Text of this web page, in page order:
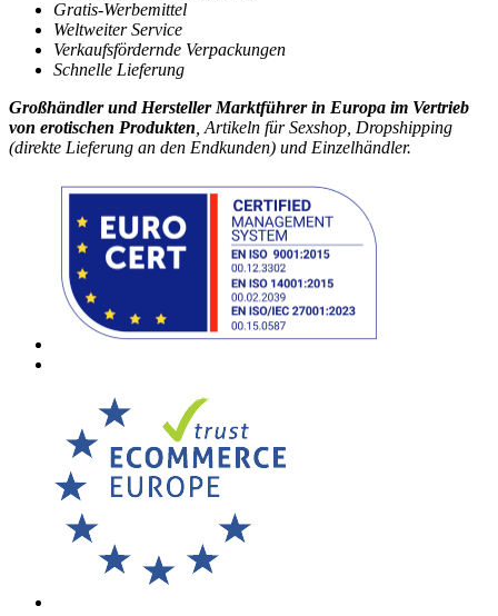
Gratis-Werbemittel
Weltweiter Service
Verkaufsfördernde Verpackungen
Schnelle Lieferung
Großhändler und Hersteller Marktführer in Europa im Vertrieb
von erotischen Produkten , Artikeln für Sexshop, Dropshipping
(direkte Lieferung an den Endkunden) und Einzelhändler.